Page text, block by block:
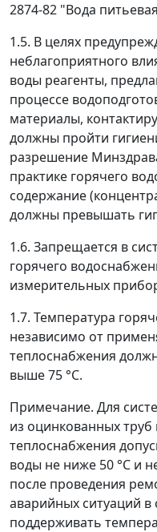
2874-82 "Вода
1.5. В целях
неблагоприятного
воды реагенты,
процессе
материалы,
должны пройти
разрешение
практике горячего
содержание
должны превышать
1.6. Запрещается в
горячего
измерительных
1.7. Температура
независимо от
теплоснабжения
выше 75 °С.
Примечание. Для
из оцинкованных
теплоснабжения
воды не ниже 50 °С и
после проведения
аварийных ситуаций
поддерживать